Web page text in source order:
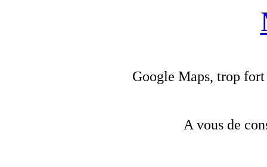
Google Maps, trop
A vous de